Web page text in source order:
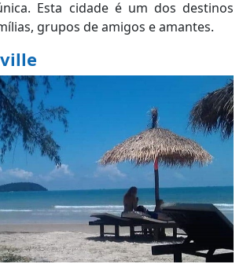
Esta cidade é um dos destinos
grupos de amigos e amantes.